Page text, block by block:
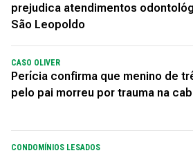
prejudica atendimentos
São Leopoldo
CASO OLIVER
Perícia confirma que menino de
pelo pai morreu por trauma na
CONDOMÍNIOS LESADOS